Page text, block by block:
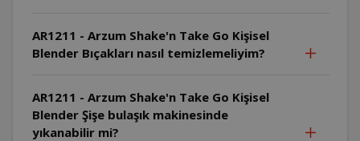
AR1211 - Arzum Shake'n Take Go Kişisel
Blender Bıçakları nasıl temizlemeliyim?
AR1211 - Arzum Shake'n Take Go Kişisel
Blender Şişe bulaşık makinesinde
yıkanabilir mi?